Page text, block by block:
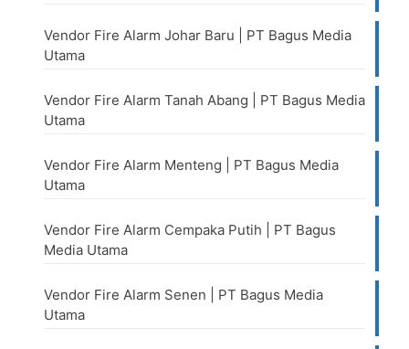
Vendor Fire Alarm Johar Baru | PT Bagus Media
Utama
Vendor Fire Alarm Tanah Abang | PT Bagus Media
Utama
Vendor Fire Alarm Menteng | PT Bagus Media
Utama
Vendor Fire Alarm Cempaka Putih | PT Bagus
Media Utama
Vendor Fire Alarm Senen | PT Bagus Media
Utama